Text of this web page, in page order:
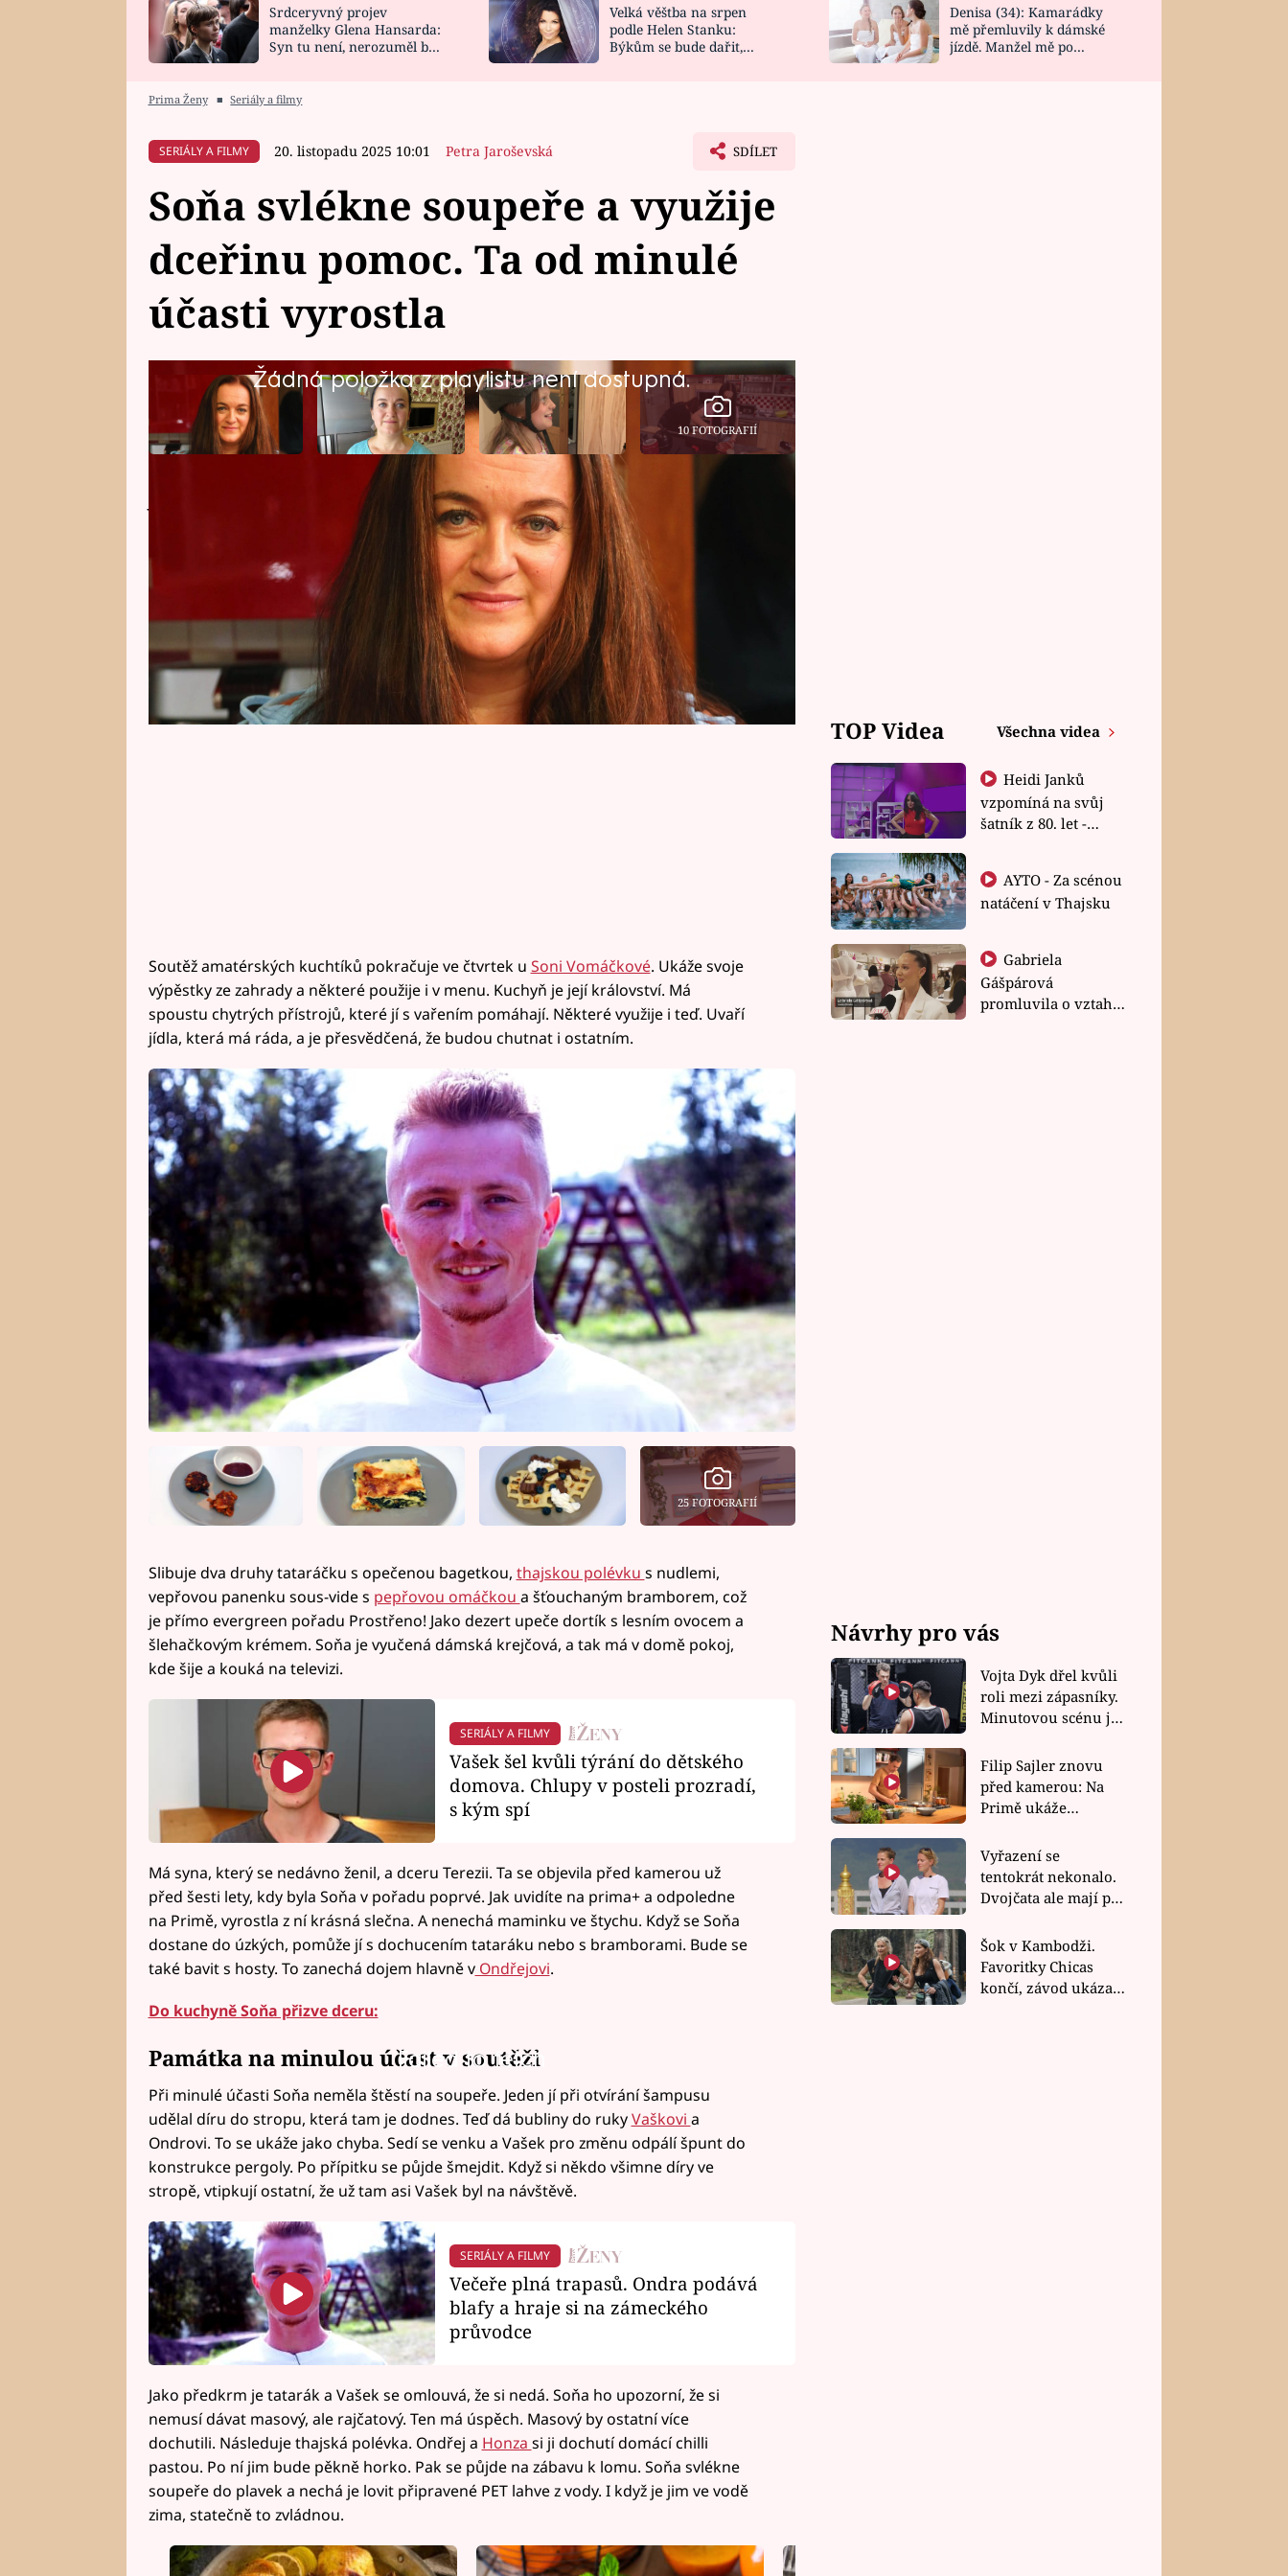
HOROSKOP NA
CELEBRITY
VAŘENÍ
NOVINKY
VIDEORECEPTY
DESIGN
Srdceryvný projev
manželky Glena Hansarda:
Syn tu není, nerozuměl by
Velká věštba na srpen
podle Helen Stanku:
Býkům se bude dařit,
Denisa (34): Kamarádky
mě přemluvily k dámské
jízdě. Manžel mě po
Prima Ženy ■ Seriály a filmy
SERIÁLY A FILMY 20. listopadu 2025 10:01 Petra Jaroševská SDÍLET
Soňa svlékne soupeře a využije
dceřinu pomoc. Ta od minulé
účasti vyrostla
Žádná položka z playlistu není dostupná.
10 FOTOGRAFIÍ
Jediná žena tohoto týdne pohostí ve čtvrtek soupeře z Pardubického
kraje v domě se zahradou. Je v soutěži podruhé a přesto má časový
skluz. S večerem jí pomůže dcera, kterou diváci viděli naposledy jako
dítě. Soňa pány svlékne do plavek a vyšle je plavat do lomu. Budou
rádi?
Soutěž amatérských kuchtíků pokračuje ve čtvrtek u Soni Vomáčkové. Ukáže svoje
výpěstky ze zahrady a některé použije i v menu. Kuchyň je její království. Má
spoustu chytrých přístrojů, které jí s vařením pomáhají. Některé využije i teď. Uvaří
jídla, která má ráda, a je přesvědčená, že budou chutnat i ostatním.
25 FOTOGRAFIÍ
Slibuje dva druhy tataráčku s opečenou bagetkou, thajskou polévku s nudlemi,
vepřovou panenku sous-vide s pepřovou omáčkou a šťouchaným bramborem, což
je přímo evergreen pořadu Prostřeno! Jako dezert upeče dortík s lesním ovocem a
šlehačkovým krémem. Soňa je vyučená dámská krejčová, a tak má v domě pokoj,
kde šije a kouká na televizi.
SERIÁLY A FILMY
Vašek šel kvůli týrání do dětského
domova. Chlupy v posteli prozradí,
s kým spí
Má syna, který se nedávno ženil, a dceru Terezii. Ta se objevila před kamerou už
před šesti lety, kdy byla Soňa v pořadu poprvé. Jak uvidíte na prima+ a odpoledne
na Primě, vyrostla z ní krásná slečna. A nenechá maminku ve štychu. Když se Soňa
dostane do úzkých, pomůže jí s dochucením tataráku nebo s bramborami. Bude se
také bavit s hosty. To zanechá dojem hlavně vOndřejovi.
Do kuchyně Soňa přizve dceru:
Failed to fetch
Památka na minulou účast v soutěži
Při minulé účasti Soňa neměla štěstí na soupeře. Jeden jí při otvírání šampusu
udělal díru do stropu, která tam je dodnes. Teď dá bubliny do rukyVaškovi a
Ondrovi. To se ukáže jako chyba. Sedí se venku a Vašek pro změnu odpálí špunt do
konstrukce pergoly. Po přípitku se půjde šmejdit. Když si někdo všimne díry ve
stropě, vtipkují ostatní, že už tam asi Vašek byl na návštěvě.
SERIÁLY A FILMY
Večeře plná trapasů. Ondra podává
blafy a hraje si na zámeckého
průvodce
Jako předkrm je tatarák a Vašek se omlouvá, že si nedá. Soňa ho upozorní, že si
nemusí dávat masový, ale rajčatový. Ten má úspěch. Masový by ostatní více
dochutili. Následuje thajská polévka. Ondřej a Honza si ji dochutí domácí chilli
pastou. Po ní jim bude pěkně horko. Pak se půjde na zábavu k lomu. Soňa svlékne
soupeře do plavek a nechá je lovit připravené PET lahve z vody. I když je jim ve vodě
zima, statečně to zvládnou.
TOP Videa Všechna videa
Heidi Janků
vzpomíná na svůj
šatník z 80. let -
natáčení v Thajsku
Gabriela
Gášpárová
promluvila o vztahu
Návrhy pro vás
Vojta Dyk dřel kvůli
roli mezi zápasníky.
Minutovou scénu jel
Filip Sajler znovu
před kamerou: Na
Primě ukáže
rychlé recepty
Vyřazení se
tentokrát nekonalo.
Dvojčata ale mají po
závodu nůž na krku
Šok v Kambodži.
Favoritky Chicas
končí, závod ukázal